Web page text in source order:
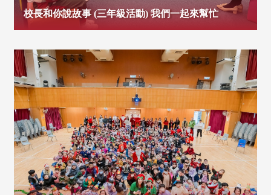
校長和你說故事 (三年級活動) 我們一起來幫忙